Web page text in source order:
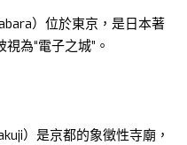
）位於東京，是日本著
為“電子之城”。
）是京都的象徵性寺廟，